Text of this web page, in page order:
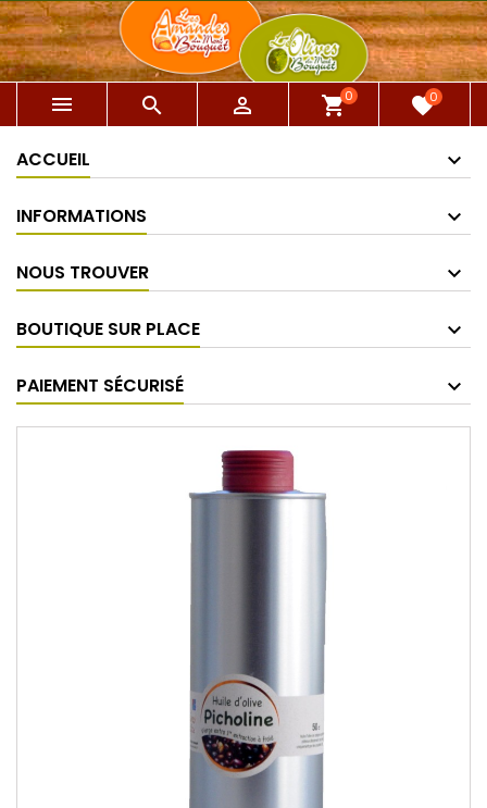
   shopping_cart0 favorite
0
ACCUEIL
INFORMATIONS
NOUS TROUVER
BOUTIQUE SUR PLACE
PAIEMENT SÉCURISÉ